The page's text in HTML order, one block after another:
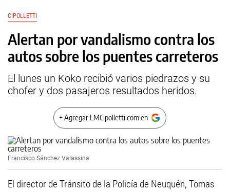
CIPOLLETTI
Alertan por vandalismo contra los
autos sobre los puentes carreteros
El lunes un Koko recibió varios piedrazos y su
chofer y dos pasajeros resultados heridos.
+ Agregar LMCipolletti.com en
Francisco Sánchez Valassina
El director de Tránsito de la Policía de Neuquén, Tomas